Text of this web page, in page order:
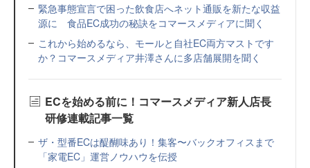
緊急事態宣言で困った飲食店へネット通販を新たな収益
源に 食品EC成功の秘訣をコマースメディアに聞く
これから始めるなら、モールと自社EC両方マストです
か？コマースメディア井澤さんに多店舗展開を聞く
ECを始める前に！コマースメディア新人店長
研修連載記事一覧
ザ・型番ECは醍醐味あり！集客〜バックオフィスまで
「家電EC」運営ノウハウを伝授